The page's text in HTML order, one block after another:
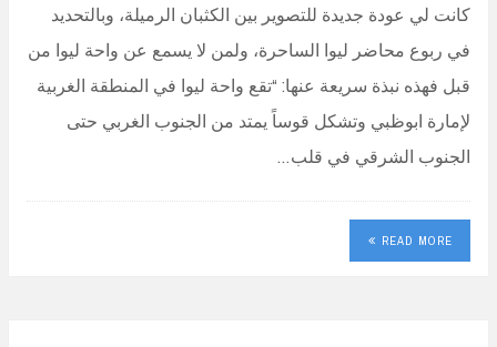
كانت لي عودة جديدة للتصوير بين الكثبان الرميلة، وبالتحديد
في ربوع محاضر ليوا الساحرة، ولمن لا يسمع عن واحة ليوا من
قبل فهذه نبذة سريعة عنها: “تقع واحة ليوا في المنطقة الغربية
لإمارة ابوظبي وتشكل قوساً يمتد من الجنوب الغربي حتى
الجنوب الشرقي في قلب…
READ MORE